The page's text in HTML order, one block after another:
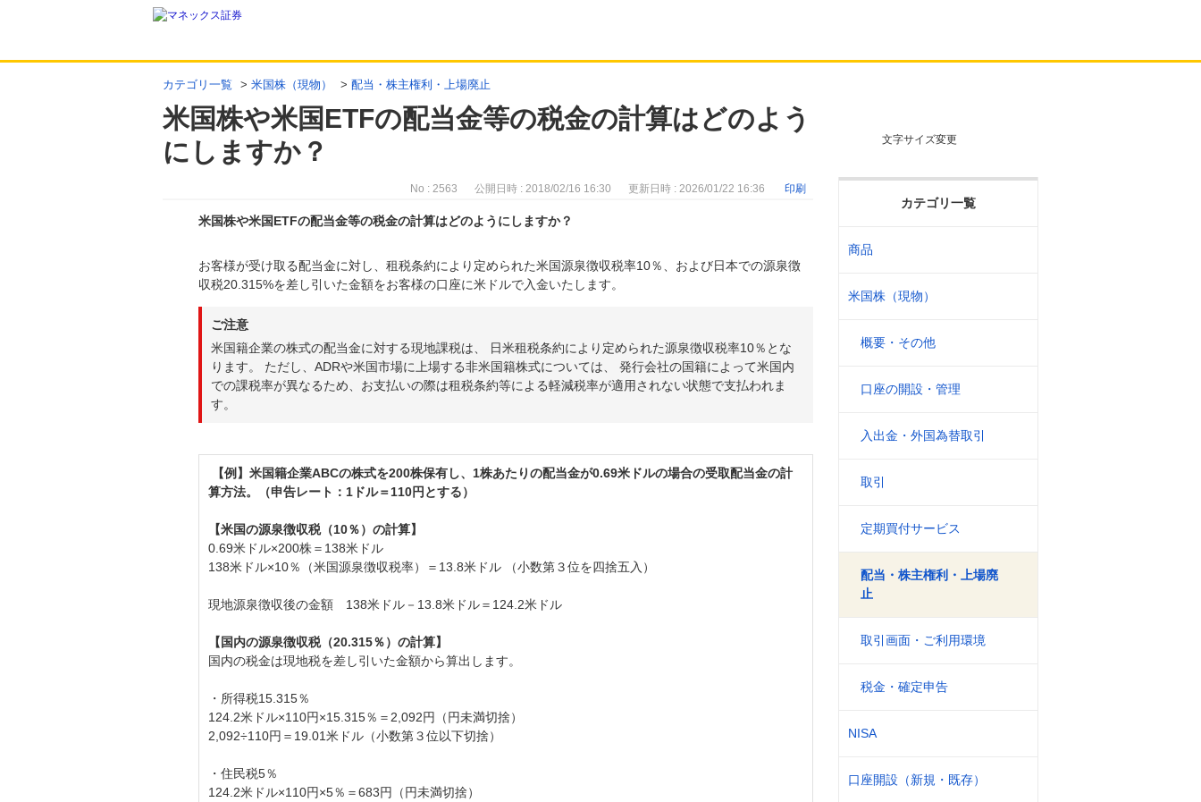
カテゴリ一覧 > 米国株（現物） > 配当・株主権利・上場廃止
米国株や米国ETFの配当金等の税金の計算はどのよう
にしますか？
文字サイズ変更
カテゴリ一覧
商品
米国株（現物）
概要・その他
口座の開設・管理
入出金・外国為替取引
取引
定期買付サービス
配当・株主権利・上場廃
止
取引画面・ご利用環境
税金・確定申告
NISA
口座開設（新規・既存）
No : 2563 公開日時 : 2018/02/16 16:30 更新日時 : 2026/01/22 16:36 印刷
米国株や米国ETFの配当金等の税金の計算はどのようにしますか？
回答
お客様が受け取る配当金に対し、租税条約により定められた米国源泉徴収税率10％、および日本での源泉徴
収税20.315%を差し引いた金額をお客様の口座に米ドルで入金いたします。
ご注意
米国籍企業の株式の配当金に対する現地課税は、 日米租税条約により定められた源泉徴収税率10％とな
ります。 ただし、ADRや米国市場に上場する非米国籍株式については、 発行会社の国籍によって米国内
での課税率が異なるため、お支払いの際は租税条約等による軽減税率が適用されない状態で支払われま
す。
【例】米国籍企業ABCの株式を200株保有し、1株あたりの配当金が0.69米ドルの場合の受取配当金の計
算方法。（申告レート：1ドル＝110円とする）
【米国の源泉徴収税（10％）の計算】
0.69米ドル×200株＝138米ドル
138米ドル×10％（米国源泉徴収税率）＝13.8米ドル （小数第３位を四捨五入）
現地源泉徴収後の金額 138米ドル－13.8米ドル＝124.2米ドル
【国内の源泉徴収税（20.315％）の計算】
国内の税金は現地税を差し引いた金額から算出します。
・所得税15.315％
124.2米ドル×110円×15.315％＝2,092円（円未満切捨）
2,092÷110円＝19.01米ドル（小数第３位以下切捨）
・住民税5％
124.2米ドル×110円×5％＝683円（円未満切捨）